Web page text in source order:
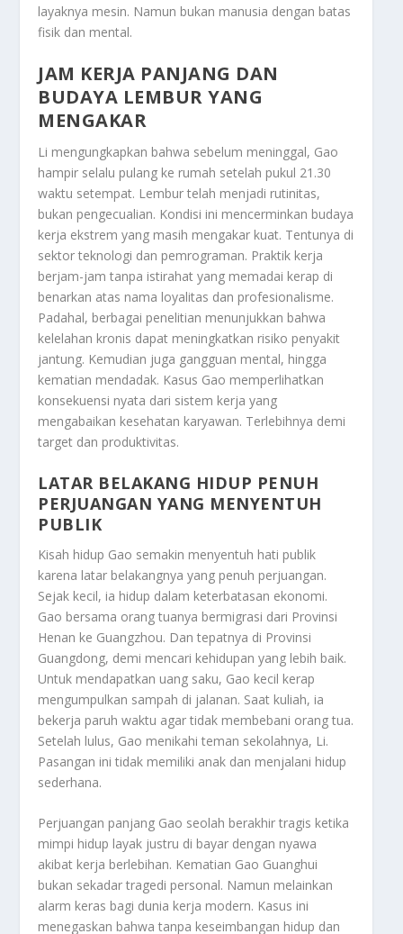
layaknya mesin. Namun bukan manusia dengan batas
fisik dan mental.
JAM KERJA PANJANG DAN
BUDAYA LEMBUR YANG
MENGAKAR
Li mengungkapkan bahwa sebelum meninggal, Gao
hampir selalu pulang ke rumah setelah pukul 21.30
waktu setempat. Lembur telah menjadi rutinitas,
bukan pengecualian. Kondisi ini mencerminkan budaya
kerja ekstrem yang masih mengakar kuat. Tentunya di
sektor teknologi dan pemrograman. Praktik kerja
berjam-jam tanpa istirahat yang memadai kerap di
benarkan atas nama loyalitas dan profesionalisme.
Padahal, berbagai penelitian menunjukkan bahwa
kelelahan kronis dapat meningkatkan risiko penyakit
jantung. Kemudian juga gangguan mental, hingga
kematian mendadak. Kasus Gao memperlihatkan
konsekuensi nyata dari sistem kerja yang
mengabaikan kesehatan karyawan. Terlebihnya demi
target dan produktivitas.
LATAR BELAKANG HIDUP PENUH
PERJUANGAN YANG MENYENTUH
PUBLIK
Kisah hidup Gao semakin menyentuh hati publik
karena latar belakangnya yang penuh perjuangan.
Sejak kecil, ia hidup dalam keterbatasan ekonomi.
Gao bersama orang tuanya bermigrasi dari Provinsi
Henan ke Guangzhou. Dan tepatnya di Provinsi
Guangdong, demi mencari kehidupan yang lebih baik.
Untuk mendapatkan uang saku, Gao kecil kerap
mengumpulkan sampah di jalanan. Saat kuliah, ia
bekerja paruh waktu agar tidak membebani orang tua.
Setelah lulus, Gao menikahi teman sekolahnya, Li.
Pasangan ini tidak memiliki anak dan menjalani hidup
sederhana.
Perjuangan panjang Gao seolah berakhir tragis ketika
mimpi hidup layak justru di bayar dengan nyawa
akibat kerja berlebihan. Kematian Gao Guanghui
bukan sekadar tragedi personal. Namun melainkan
alarm keras bagi dunia kerja modern. Kasus ini
menegaskan bahwa tanpa keseimbangan hidup dan